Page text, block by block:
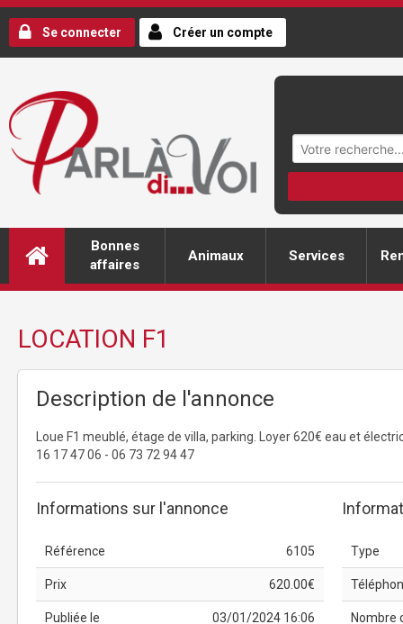
Se connecter Créer un compte
Bonnes
affaires
Animaux Services
LOCATION F1
Description de l'annonce
Loue F1 meublé, étage de villa, parking. Loyer 620€ eau et
16 17 47 06 - 06 73 72 94 47
Informations sur l'annonce
Référence 6105
Prix 620.00€
Publiée le 03/01/2024 16:06
Type
Nombre